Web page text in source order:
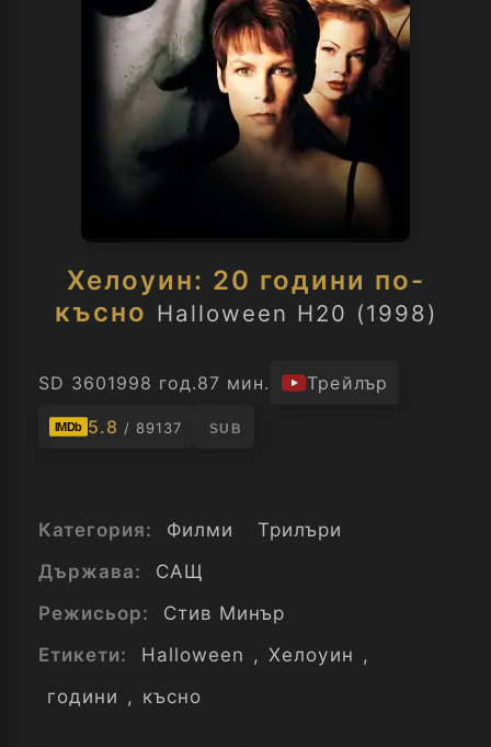
Хелоуин: 20 години по-
късно Halloween H20 (1998)
SD 3601998 год.87 мин. Трейлър
IMDb 5.8 / 89137 SUB
Категория: Филми
Трилъри
Държава:
САЩ
Режисьор:
Стив Минър
Етикети:
Halloween , Хелоуин ,
години , късно